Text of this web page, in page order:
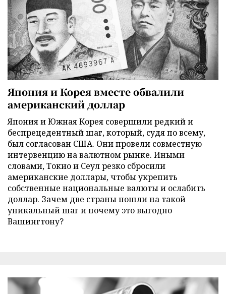
Япония и Корея вместе обвалили
американский доллар
Япония и Южная Корея совершили редкий и
беспрецедентный шаг, который, судя по всему,
был согласован США. Они провели совместную
интервенцию на валютном рынке. Иными
словами, Токио и Сеул резко сбросили
американские доллары, чтобы укрепить
собственные национальные валюты и ослабить
доллар. Зачем две страны пошли на такой
уникальный шаг и почему это выгодно
Вашингтону?